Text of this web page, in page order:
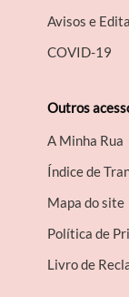
Avisos e
COVID-19
Outros
A Minha Rua
Índice de
Mapa do site
Política de
Livro de